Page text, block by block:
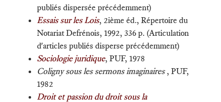
publiés dispersée précédemment)
Essais sur les Lois, 2ième éd., Répertoire du
Notariat Defrénois, 1992, 336 p. (Articulation
d'articles publiés disperse précédemment)
Sociologie juridique, PUF, 1978
Coligny sous les sermons imaginaires, PUF,
1982
Droit et passion du droit sous la